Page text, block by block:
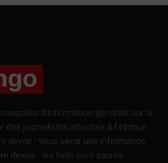
d’information générale sur la
des journalistes attachés à l’éthique
devoir : vous servir une information
devise : les faits sont sacrés.